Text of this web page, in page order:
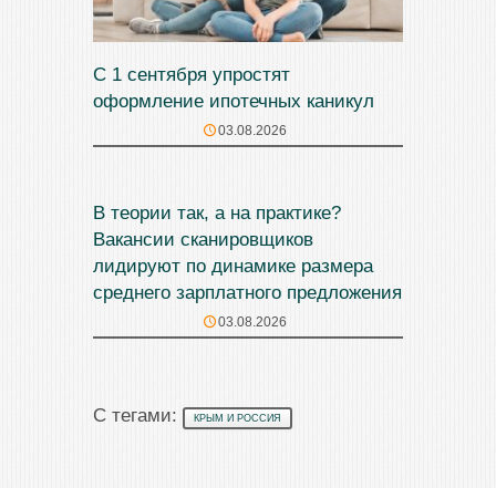
С 1 сентября упростят
оформление ипотечных каникул
03.08.2026
В теории так, а на практике?
Вакансии сканировщиков
лидируют по динамике размера
среднего зарплатного предложения
03.08.2026
С тегами: КРЫМ И РОССИЯ